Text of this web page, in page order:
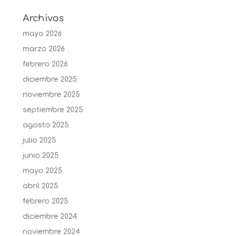
Archivos
mayo 2026
marzo 2026
febrero 2026
diciembre 2025
noviembre 2025
septiembre 2025
agosto 2025
julio 2025
junio 2025
mayo 2025
abril 2025
febrero 2025
diciembre 2024
noviembre 2024